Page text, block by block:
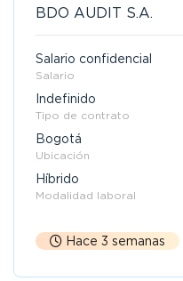
BDO AUDIT S.A.
Salario confidencial
Salario
Indefinido
Tipo de contrato
Bogotá
Ubicación
Híbrido
Modalidad laboral
Hace 3 semanas